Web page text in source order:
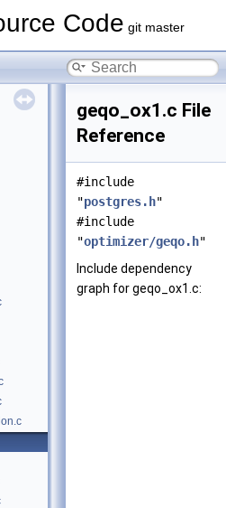
Code git master
geqo_ox1.c File
Reference
#include
"postgres.h"
#include
"optimizer/geqo.h"
Include dependency
graph for geqo_ox1.c: